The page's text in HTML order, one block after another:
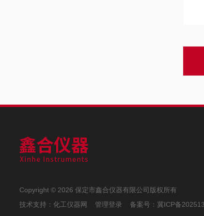
Copyright © 2026 保定市鑫合仪器有限公司版权所有
技术支持：化工仪器网 管理登录 备案号： 冀ICP备